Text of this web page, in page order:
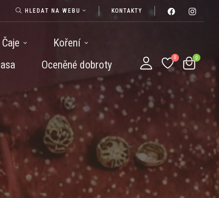
HLEDAT NA WEBU KONTAKTY
Čaje
Koření
Oceněné dobroty